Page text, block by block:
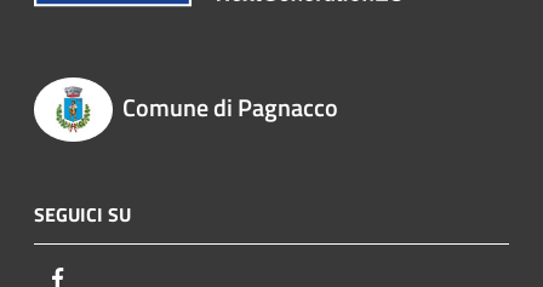
Comune di Pagnacco
SEGUICI SU